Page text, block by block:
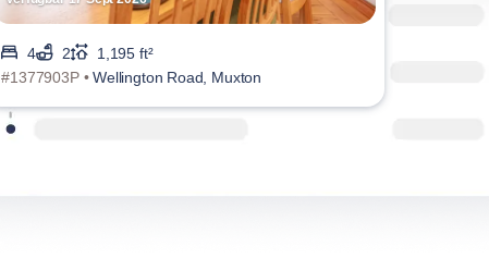
4 2
1,195 ft²
#1377903P •Wellington Road, Muxton